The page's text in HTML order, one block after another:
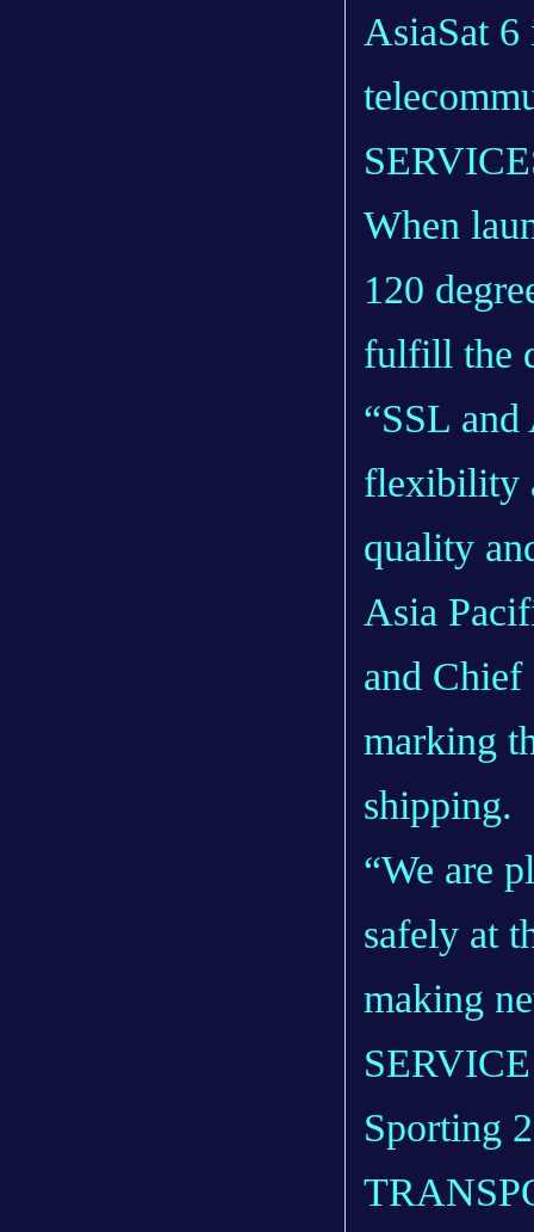
AsiaSat 6
When
120
fulfill the
“SSL
flexibility
quality
Asia
and
marking
shipping.
“We are
safely at
making
Sporting